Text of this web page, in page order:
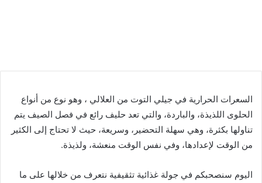
السعرات الحرارية في جيلي التوت من العلالي ، وهو نوع من أنواع
الحلوى اللذيذة، والباردة، والتي تعد حليف رائع في فصل الصيف يتم
تناولها بكثرة، وهي سهلة التحضير، وسريعة، حيث لا تحتاج إلى الكثير
من الوقت لإعدادها، وفي نفس الوقت منعشة، ولذيذة.
اليوم سنصحبكم في جولة غذائية تثقيفية نتعرف من خلالها على ما